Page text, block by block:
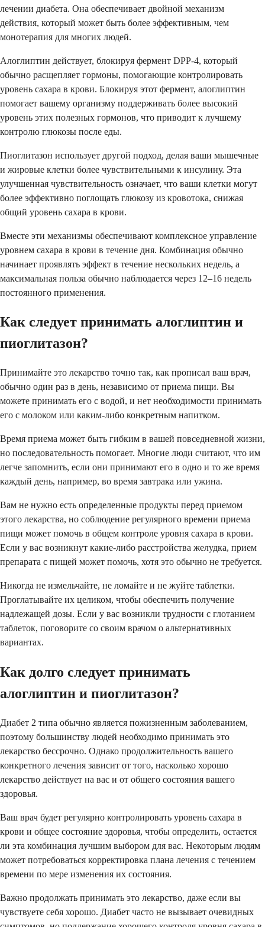
лечении диабета. Она обеспечивает двойной механизм
действия, который может быть более эффективным, чем
монотерапия для многих людей.
Алоглиптин действует, блокируя фермент DPP-4, который
обычно расщепляет гормоны, помогающие контролировать
уровень сахара в крови. Блокируя этот фермент, алоглиптин
помогает вашему организму поддерживать более высокий
уровень этих полезных гормонов, что приводит к лучшему
контролю глюкозы после еды.
Пиоглитазон использует другой подход, делая ваши мышечные
и жировые клетки более чувствительными к инсулину. Эта
улучшенная чувствительность означает, что ваши клетки могут
более эффективно поглощать глюкозу из кровотока, снижая
общий уровень сахара в крови.
Вместе эти механизмы обеспечивают комплексное управление
уровнем сахара в крови в течение дня. Комбинация обычно
начинает проявлять эффект в течение нескольких недель, а
максимальная польза обычно наблюдается через 12–16 недель
постоянного применения.
Как следует принимать алоглиптин и
пиоглитазон?
Принимайте это лекарство точно так, как прописал ваш врач,
обычно один раз в день, независимо от приема пищи. Вы
можете принимать его с водой, и нет необходимости принимать
его с молоком или каким-либо конкретным напитком.
Время приема может быть гибким в вашей повседневной жизни,
но последовательность помогает. Многие люди считают, что им
легче запомнить, если они принимают его в одно и то же время
каждый день, например, во время завтрака или ужина.
Вам не нужно есть определенные продукты перед приемом
этого лекарства, но соблюдение регулярного времени приема
пищи может помочь в общем контроле уровня сахара в крови.
Если у вас возникнут какие-либо расстройства желудка, прием
препарата с пищей может помочь, хотя это обычно не требуется.
Никогда не измельчайте, не ломайте и не жуйте таблетки.
Проглатывайте их целиком, чтобы обеспечить получение
надлежащей дозы. Если у вас возникли трудности с глотанием
таблеток, поговорите со своим врачом о альтернативных
вариантах.
Как долго следует принимать
алоглиптин и пиоглитазон?
Диабет 2 типа обычно является пожизненным заболеванием,
поэтому большинству людей необходимо принимать это
лекарство бессрочно. Однако продолжительность вашего
конкретного лечения зависит от того, насколько хорошо
лекарство действует на вас и от общего состояния вашего
здоровья.
Ваш врач будет регулярно контролировать уровень сахара в
крови и общее состояние здоровья, чтобы определить, остается
ли эта комбинация лучшим выбором для вас. Некоторым людям
может потребоваться корректировка плана лечения с течением
времени по мере изменения их состояния.
Важно продолжать принимать это лекарство, даже если вы
чувствуете себя хорошо. Диабет часто не вызывает очевидных